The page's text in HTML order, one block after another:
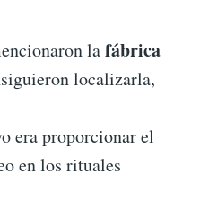
lafábrica
localizarla,
era proporcionar el
en los rituales